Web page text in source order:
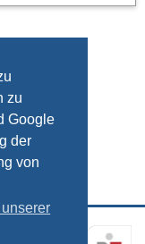
zu
Google
der
von